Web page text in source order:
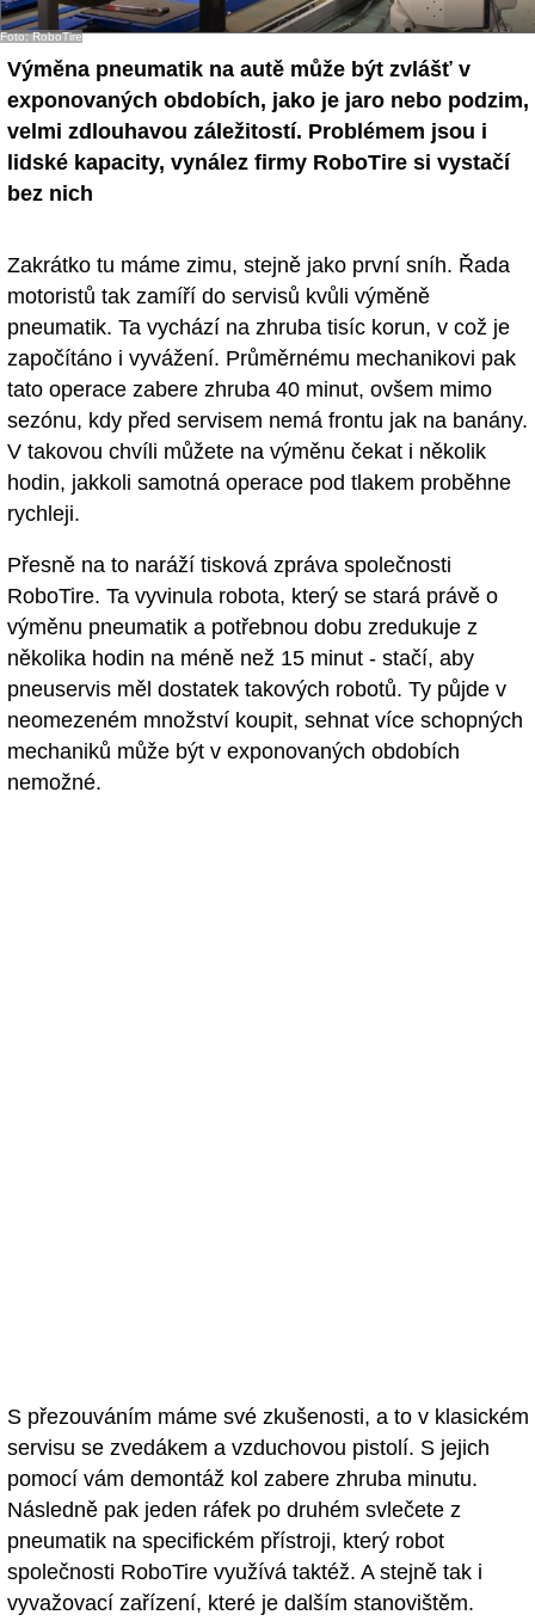
Foto: RoboTire
Výměna pneumatik na autě může být zvlášť v
exponovaných obdobích, jako je jaro nebo podzim,
velmi zdlouhavou záležitostí. Problémem jsou i
lidské kapacity, vynález firmy RoboTire si vystačí
bez nich
Zakrátko tu máme zimu, stejně jako první sníh. Řada
motoristů tak zamíří do servisů kvůli výměně
pneumatik. Ta vychází na zhruba tisíc korun, v což je
započítáno i vyvážení. Průměrnému mechanikovi pak
tato operace zabere zhruba 40 minut, ovšem mimo
sezónu, kdy před servisem nemá frontu jak na banány.
V takovou chvíli můžete na výměnu čekat i několik
hodin, jakkoli samotná operace pod tlakem proběhne
rychleji.
Přesně na to naráží tisková zpráva společnosti
RoboTire. Ta vyvinula robota, který se stará právě o
výměnu pneumatik a potřebnou dobu zredukuje z
několika hodin na méně než 15 minut - stačí, aby
pneuservis měl dostatek takových robotů. Ty půjde v
neomezeném množství koupit, sehnat více schopných
mechaniků může být v exponovaných obdobích
nemožné.
S přezouváním máme své zkušenosti, a to v klasickém
servisu se zvedákem a vzduchovou pistolí. S jejich
pomocí vám demontáž kol zabere zhruba minutu.
Následně pak jeden ráfek po druhém svlečete z
pneumatik na specifickém přístroji, který robot
společnosti RoboTire využívá taktéž. A stejně tak i
vyvažovací zařízení, které je dalším stanovištěm.